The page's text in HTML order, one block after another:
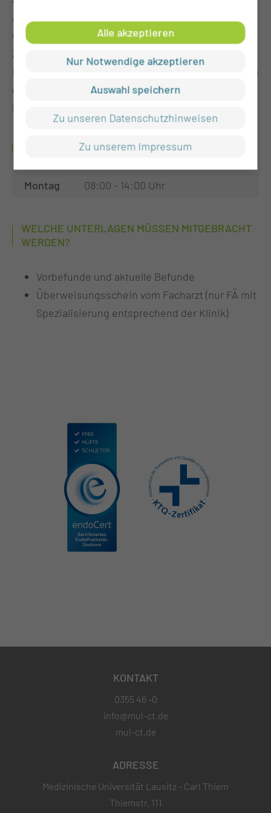
Atemwegs durch zu große Mandeln können diese
entfernt. Ähnliches trifft auf einen vergrößerten
Zungengrund zu. Welches operative Verfahren im
Einzelnen angewandt wird, hängt von den Befunden
der Schlafendoskopie ab. Das Vorgehen würde mit
WANN FINDET DIE SPRECHSTUNDE STATT?
Montag 08:00 - 14:00 Uhr
WELCHE UNTERLAGEN MÜSSEN MITGEBRACHT
WERDEN?
Vorbefunde und aktuelle Befunde
Überweisungsschein vom Facharzt (nur FÄ mit
Spezialisierung entsprechend der Klinik)
KONTAKT
0355 46 -0
info@mul-ct.de
mul-ct.de
ADRESSE
Medizinische Universität Lausitz - Carl Thiem
Thiemstr. 111
Alle akzeptieren
Nur Notwendige akzeptieren
Auswahl speichern
Zu unseren Datenschutzhinweisen
Zu unserem Impressum